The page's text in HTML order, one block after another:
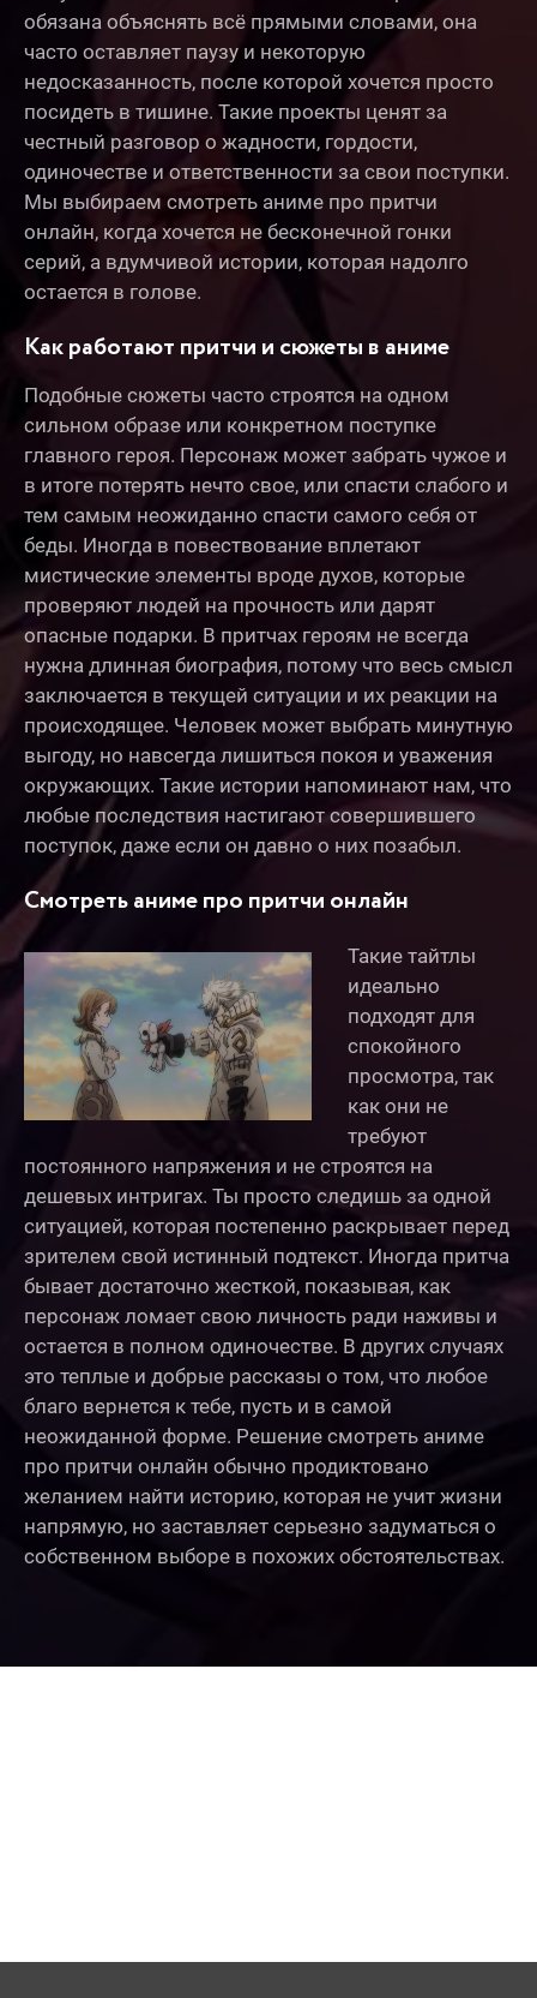
обязана объяснять всё прямыми словами, она
часто оставляет паузу и некоторую
недосказанность, после которой хочется просто
посидеть в тишине. Такие проекты ценят за
честный разговор о жадности, гордости,
одиночестве и ответственности за свои поступки.
Мы выбираем смотреть аниме про притчи
онлайн, когда хочется не бесконечной гонки
серий, а вдумчивой истории, которая надолго
остается в голове.
Как работают притчи и сюжеты в аниме
Подобные сюжеты часто строятся на одном
сильном образе или конкретном поступке
главного героя. Персонаж может забрать чужое и
в итоге потерять нечто свое, или спасти слабого и
тем самым неожиданно спасти самого себя от
беды. Иногда в повествование вплетают
мистические элементы вроде духов, которые
проверяют людей на прочность или дарят
опасные подарки. В притчах героям не всегда
нужна длинная биография, потому что весь смысл
заключается в текущей ситуации и их реакции на
происходящее. Человек может выбрать минутную
выгоду, но навсегда лишиться покоя и уважения
окружающих. Такие истории напоминают нам, что
любые последствия настигают совершившего
поступок, даже если он давно о них позабыл.
Смотреть аниме про притчи онлайн
Такие тайтлы
идеально
подходят для
спокойного
просмотра, так
как они не
требуют
постоянного напряжения и не строятся на
дешевых интригах. Ты просто следишь за одной
ситуацией, которая постепенно раскрывает перед
зрителем свой истинный подтекст. Иногда притча
бывает достаточно жесткой, показывая, как
персонаж ломает свою личность ради наживы и
остается в полном одиночестве. В других случаях
это теплые и добрые рассказы о том, что любое
благо вернется к тебе, пусть и в самой
неожиданной форме. Решение смотреть аниме
про притчи онлайн обычно продиктовано
желанием найти историю, которая не учит жизни
напрямую, но заставляет серьезно задуматься о
собственном выборе в похожих обстоятельствах.